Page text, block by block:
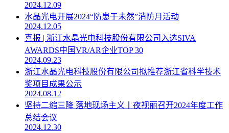
2024.12.09
水晶光电开展2024“防患于未然”消防月活动
2024.12.05
喜报 | 浙江水晶光电科技股份有限公司入选SIVA
AWARDS中国VR/AR企业TOP 30
2024.09.23
浙江水晶光电科技股份有限公司拟推荐浙江省科学技术
奖项目成果公示
2024.08.12
坚持二缩三降 落地现场主义丨夜视丽召开2024年度工作
总结会议
2024.12.30